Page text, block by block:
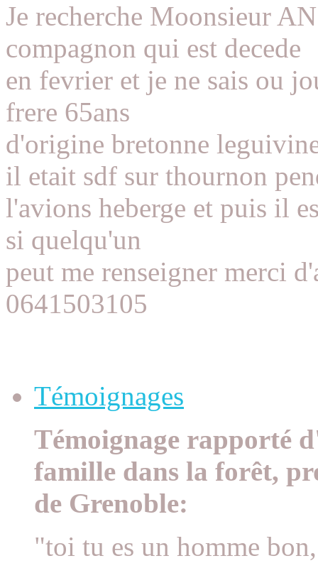
Je recherche Moonsieur
compagnon qui est decede
en fevrier et je ne sais ou
frere 65ans
d'origine bretonne
il etait sdf sur thournon
l'avions heberge et puis il
si quelqu'un
peut me renseigner merci
0641503105
Témoignages
Témoignage rapporté
famille dans la forêt,
de Grenoble:
"toi tu es un homme